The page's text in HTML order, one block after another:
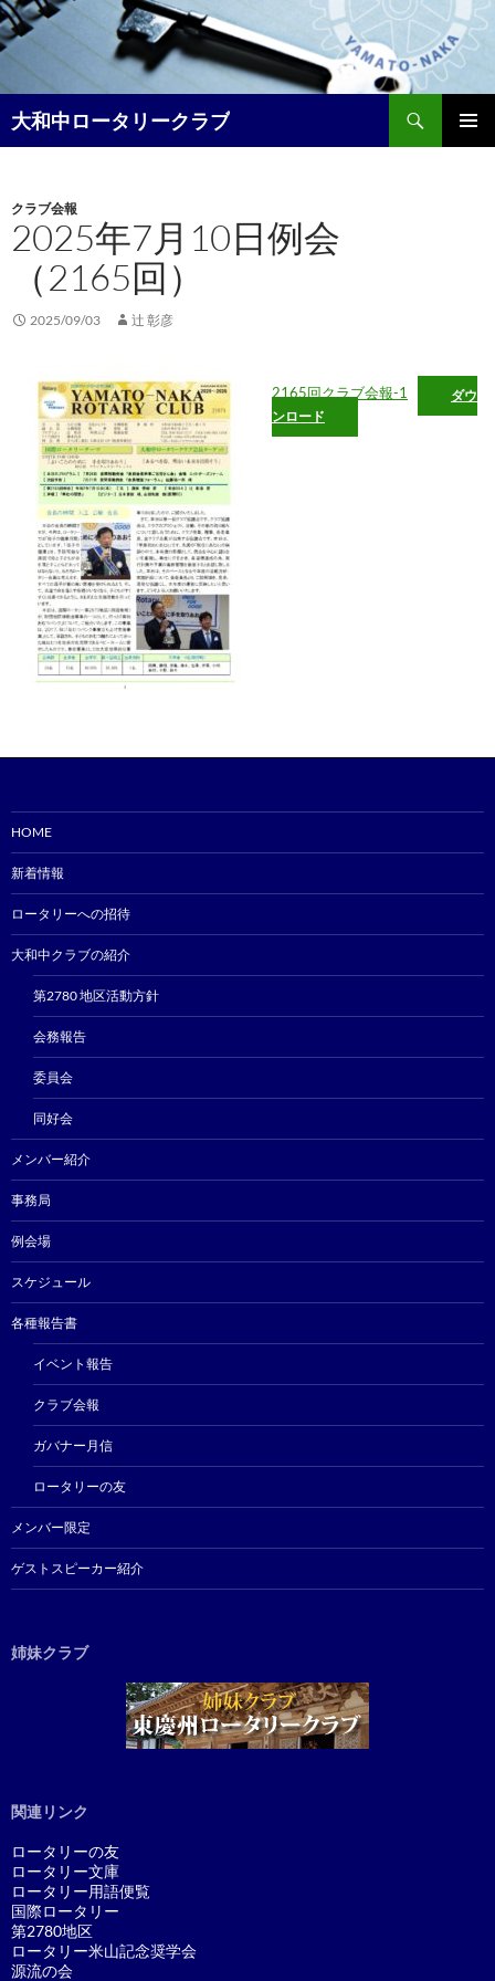
コ
ン
テ
ン
ツ
へ
ッ
プ
大和中ロータリークラブ
検
索
クラブ会報
2025年7月10日例会
（2165回）
2025/09/03 辻 彰彦
2165回クラブ会報-1
ダウ
ンロード
HOME
新着情報
ロータリーへの招待
大和中クラブの紹介
第2780 地区活動方針
会務報告
委員会
同好会
メンバー紹介
事務局
例会場
スケジュール
各種報告書
イベント報告
クラブ会報
ガバナー月信
ロータリーの友
メンバー限定
ゲストスピーカー紹介
姉妹クラブ
関連リンク
ロータリーの友
ロータリー文庫
ロータリー用語便覧
国際ロータリー
第2780地区
ロータリー米山記念奨学会
源流の会